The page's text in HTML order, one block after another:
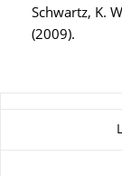
Schwartz, K.
(2009).
Zu dieser